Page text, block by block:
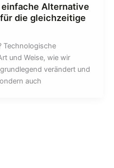
Alternative
die gleichzeitige
Technologische
und Weise, wie wir
verändert und
auch